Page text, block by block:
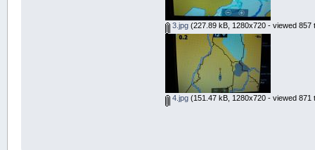
3.jpg(227.89 kB, 1280x720 - viewed 857
4.jpg(151.47 kB, 1280x720 - viewed 871